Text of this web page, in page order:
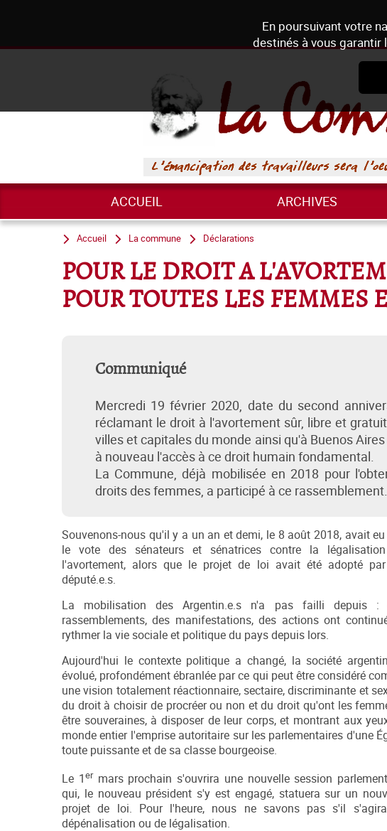
En poursuivant votre
destinés à vous garantir
ACCUEIL ARCHIVES
Accueil La commune Déclarations
POUR LE DROIT A
POUR TOUTES LES FEMMES
Communiqué
Mercredi 19 février 2020, date du second
réclamant le droit à l'avortement sûr, libre et
villes et capitales du monde ainsi qu'à Buenos
à nouveau l'accès à ce droit humain fondamental.
La Commune, déjà mobilisée en 2018 pour
droits des femmes, a participé à ce rassemblement.
Souvenons-nous qu'il y a un an et demi, le 8 août 2018, avait
le vote des sénateurs et sénatrices contre la
l'avortement, alors que le projet de loi avait été adopté
député.e.s.
La mobilisation des Argentin.e.s n'a pas failli depuis :
rassemblements, des manifestations, des actions ont
rythmer la vie sociale et politique du pays depuis lors.
Aujourd'hui le contexte politique a changé, la société
évolué, profondément ébranlée par ce qui peut être considéré
une vision totalement réactionnaire, sectaire, discriminante et
du droit à choisir de procréer ou non et du droit qu'ont les
être souveraines, à disposer de leur corps, et montrant aux
monde entier l'emprise autoritaire sur les parlementaires d'une
toute puissante et de sa classe bourgeoise.
Le 1ermars prochain s'ouvrira une nouvelle session
qui, le nouveau président s'y est engagé, statuera sur un
projet de loi. Pour l'heure, nous ne savons pas s'il
dépénalisation ou de légalisation.